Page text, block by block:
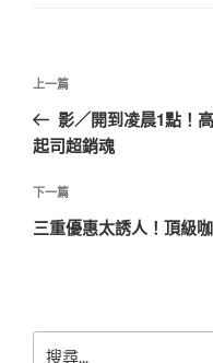
文
導
覽
上
一
篇
章
上一篇
影／開到凌晨1點！
起司超銷魂
下
一
下一篇
三重優惠太誘人！頂級